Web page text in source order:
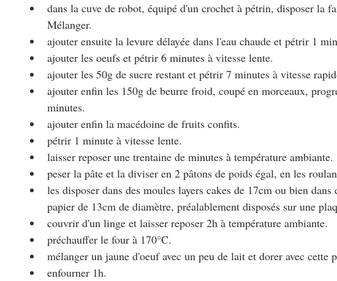
dans la cuve de robot, équipé d'un crochet à pétrin, disposer la
Mélanger.
ajouter ensuite la levure délayée dans l'eau chaude et pétrir 1
ajouter les oeufs et pétrir 6 minutes à vitesse lente.
ajouter les 50g de sucre restant et pétrir 7 minutes à vitesse
ajouter enfin les 150g de beurre froid, coupé en morceaux,
minutes.
ajouter enfin la macédoine de fruits confits.
pétrir 1 minute à vitesse lente.
laisser reposer une trentaine de minutes à température ambiante.
peser la pâte et la diviser en 2 pâtons de poids égal, en les
les disposer dans des moules layers cakes de 17cm ou bien dans
papier de 13cm de diamètre, préalablement disposés sur une
couvrir d'un linge et laisser reposer 2h à température ambiante.
préchauffer le four à 170°C.
mélanger un jaune d'oeuf avec un peu de lait et dorer avec cette
enfourner 1h.